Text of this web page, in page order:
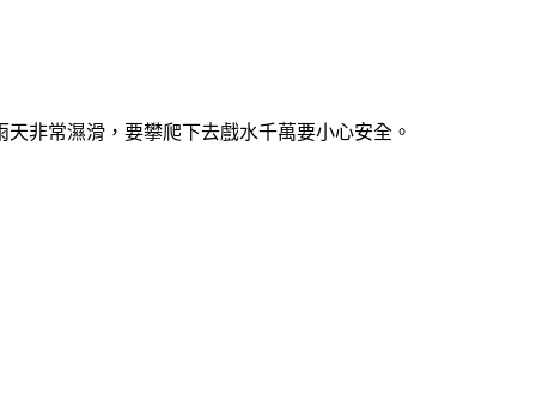
天非常濕滑，要攀爬下去戲水千萬要小心安全。